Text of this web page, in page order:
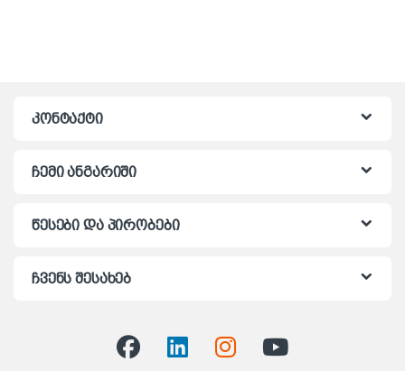
კონტაქტი
ჩემი ანგარიში
წესები და პირობები
ჩვენს შესახებ